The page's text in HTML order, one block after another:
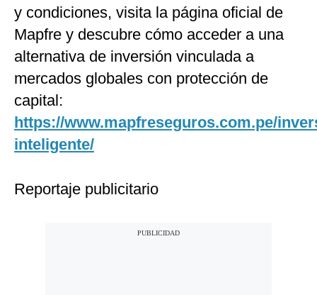
y condiciones, visita la página oficial de
Mapfre y descubre cómo acceder a una
alternativa de inversión vinculada a
mercados globales con protección de
capital:
https://www.mapfreseguros.com.pe/
inteligente/
Reportaje publicitario